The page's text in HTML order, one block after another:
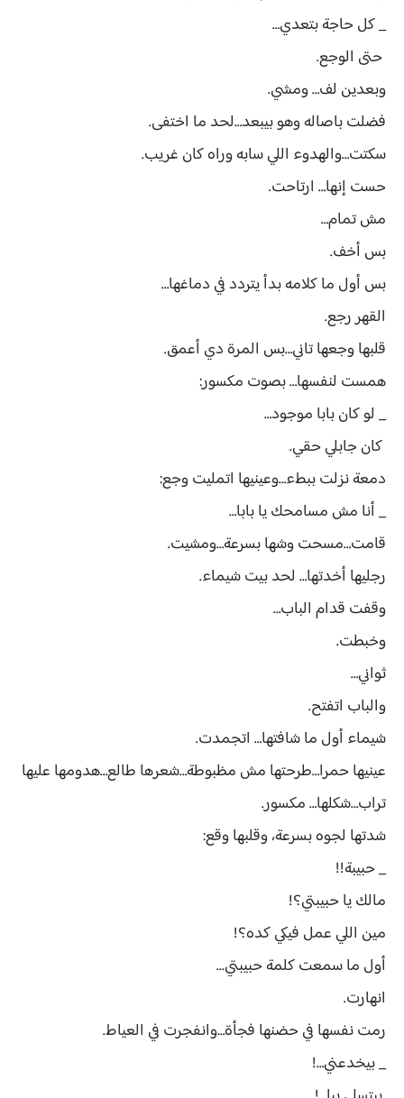
_ كل حاجة بتعدي…
حتى الوجع.
وبعدين لف… ومشي.
فضلت باصاله وهو بيبعد…لحد ما اختفى.
سكتت…والهدوء اللي سابه وراه كان غريب.
حست إنها… ارتاحت.
مش تمام…
بس أخف.
بس أول ما كلامه بدأ يتردد في دماغها…
القهر رجع.
قلبها وجعها تاني…بس المرة دي أعمق.
همست لنفسها… بصوت مكسور:
_ لو كان بابا موجود…
كان جابلي حقي.
دمعة نزلت ببطء…وعينيها اتمليت وجع:
_ أنا مش مسامحك يا بابا…
قامت…مسحت وشها بسرعة…ومشيت.
رجليها أخدتها… لحد بيت شيماء.
وقفت قدام الباب…
وخبطت.
ثواني…
والباب اتفتح.
شيماء أول ما شافتها… اتجمدت.
عينيها حمرا…طرحتها مش مظبوطة…شعرها طالع…هدومها عليها
تراب…شكلها… مكسور.
شدتها لجوه بسرعة، وقلبها وقع:
_ حبيبة!!
مالك يا حبيبتي؟!
مين اللي عمل فيكي كده؟!
أول ما سمعت كلمة حبيبتي...
انهارت.
رمت نفسها في حضنها فجأة…وانفجرت في العياط.
_ بيخدعني…!